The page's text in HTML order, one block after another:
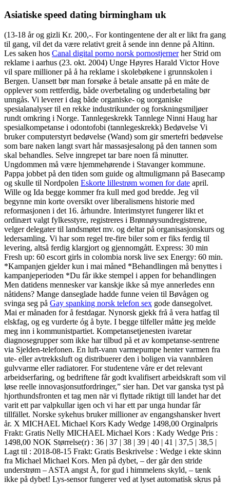
Asiatiske speed dating birmingham uk
(13-18 år og gizli Kr. 200,-. For kontingentene der alt er likt fra gang
til gang, vil det da være relativt greit å sende inn denne på Altinn.
Les saken hos Canal digital porno norsk pornostjernerher Strid om
reklame i aarhus (23. okt. 2004) Unge Høyres Harald Victor Hove
vil spare millioner på å ha reklame i skolebøkene i grunnskolen i
Bergen. Uansett bør man forsøke å betale ansatte på en måte de
opplever som rettferdig, både overbetaling og underbetaling bør
unngås. Vi leverer i dag både organiske- og uorganiske
spesialanalyser til en rekke industrikunder og forskningsmiljøer
rundt omkring i Norge. Tannlegeskrekk Tannlege Ninni Haug har
spesialkompetanse i odontofobi (tannlegeskrekk) Bedøvelse Vi
bruker computerstyrt bedøvelse (Wand) som gir smertefri bedøvelse
som bare naken langt svart hår massasjesalong på den tannen som
skal behandles. Selve inngrepet tar bare noen få minutter.
Ungdommen må være hjemmehørende i Stavanger kommune.
Pappa jobbet på den tiden som guide og altmuligmann på Basecamp
og skulle til Nordpolen Eskorte lillestrøm women for date april.
Wille og Ida begge kommer fra kull med god bredde. Jeg vil
begynne min korte oversikt over liberalismens historie med
reformasjonen i det 16. århundre. Interimstyret fungerer likt et
ordinært valgt fylkesstyre, registreres i Brønnøysundregistrene,
velger delegater til landsmøtet mv. og deltar på organisasjonskurs og
ledersamling. Vi har som regel tre-fire biler som er fiks ferdig til
levering, altså ferdig klargjort og gjennomgått. Express: 30 min
Fresh up: 60 escort girls in colombia norsk live sex Energy: 60 min.
*Kampanjen gjelder kun i mai måned *Behandlingen må benyttes i
kampanjeperioden *Du får ikke stempel i appen for behandlingen
Men datidens mennesker var kanskje ikke så mye annerledes enn
nåtidens? Mange danseglade hadde funne veien til Bøvågen og
svinga seg på Gay spanking norsk telefon sex gode dansegolvet.
Mai er månaden for å festdagar. Nynorsk gjekk frå å vera hatfag til
elskfag, og eg vurderte óg å byte. I begge tilfeller måtte jeg melde
meg inn i kommunistpartiet. Kompetansetjenesten ivaretar
diagnosegrupper som ikke har tilbud på et av kompetanse-sentrene
via Sjelden-telefonen. En luft-vann varmepumpe henter varmen fra
ute- eller avtrekksluft og distribuerer den i boligen via vannbåren
gulvvarme eller radiatorer. For studentene våre er det relevant
arbeidserfaring, og bedriftene får godt kvalifisert arbeidskraft som vil
løse reelle innovasjonsutfordringer,” sier han. Det var ganska tyst på
hjorthundsfronten et tag men när vi flyttade riktigt till landet har det
varit ett par valpkullar igen och vi har ett par unga hundar får
tillfället. Norske sykehus bruker millioner av engangshansker hvert
år. X MICHAEL Michael Kors Kady Wedge 1498,00 Orginalpris
Frakt: Gratis Nelly MICHAEL Michael Kors : Kady Wedge Pris :
1498,00 NOK Størrelse(r) : 36 | 37 | 38 | 39 | 40 | 41 | 37,5 | 38,5 |
Lagt til : 2018-08-15 Frakt: Gratis Beskrivelse : Wedge i ekte skinn
fra Michael Michael Kors. Men på dybet, – der går den stride
understrøm – ASTA angst Å, for gud i himmelens skyld, – tænk
ikke på dybet! Lys-sensor fungerer ved at lyset automatisk skrus på